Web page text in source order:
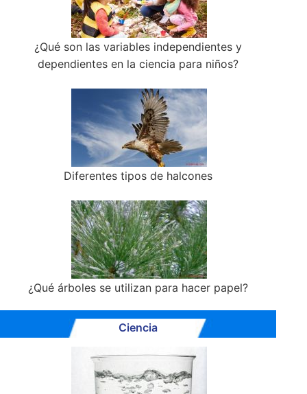
¿Qué son las variables independientes y
dependientes en la ciencia para niños?
Diferentes tipos de halcones
¿Qué árboles se utilizan para hacer papel?
Ciencia